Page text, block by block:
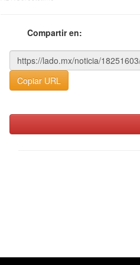
Compartir en:
Copiar URL